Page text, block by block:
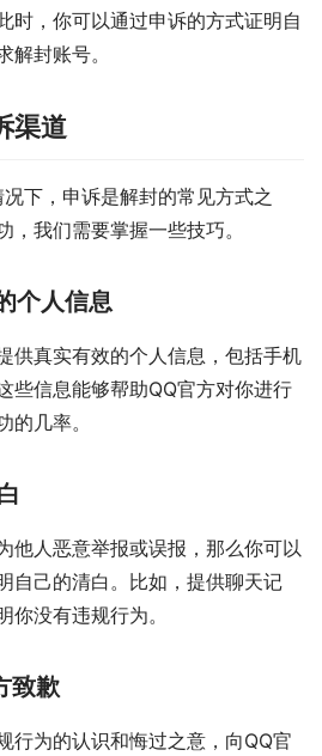
时，你可以通过申诉的方式证明自
解封账号。
渠道
下，申诉是解封的常见方式之
我们需要掌握一些技巧。
个人信息
供真实有效的个人信息，包括手机
些信息能够帮助QQ官方对你进行
的几率。
他人恶意举报或误报，那么你可以
自己的清白。比如，提供聊天记
你没有违规行为。
致歉
行为的认识和悔过之意，向QQ官